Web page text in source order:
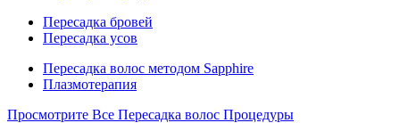
Пересадка бровей
Пересадка усов
Пересадка волос методом Sapphire
Плазмотерапия
Просмотрите Все Пересадка волос Процедуры